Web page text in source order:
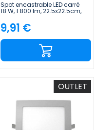
Spot encastrable LED carré
18 W, 1 800 lm, 22.5x22.5cm,
SECOM
Price
9,91 €
OUTLET